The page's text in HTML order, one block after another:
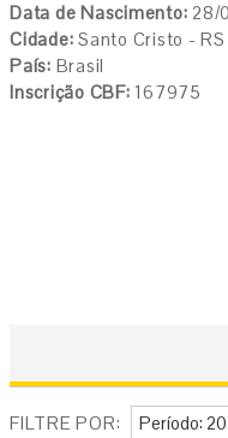
Data de Nascimento: 28/
Cidade: Santo Cristo - RS
País: Brasil
Inscrição CBF: 167975
FILTRE POR: